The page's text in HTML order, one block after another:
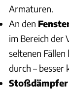
Armaturen.
An den
im Bereich der
seltenen
durch – besser
Stoßdämpfer